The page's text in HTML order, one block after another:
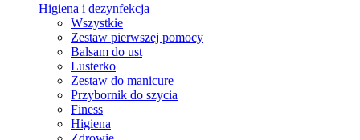
Higiena i dezynfekcja
Wszystkie
Zestaw pierwszej pomocy
Balsam do ust
Lusterko
Zestaw do manicure
Przybornik do szycia
Finess
Higiena